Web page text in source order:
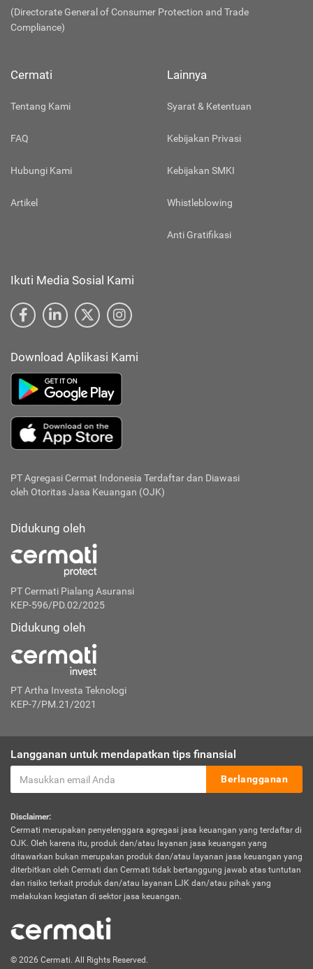
(Directorate General of Consumer Protection and Trade
Compliance)
Cermati
Tentang Kami
FAQ
Hubungi Kami
Artikel
Lainnya
Syarat & Ketentuan
Kebijakan Privasi
Kebijakan SMKI
Whistleblowing
Anti Gratifikasi
Ikuti Media Sosial Kami
Download Aplikasi Kami
PT Agregasi Cermat Indonesia Terdaftar dan Diawasi
oleh Otoritas Jasa Keuangan (OJK)
Didukung oleh
PT Cermati Pialang Asuransi
KEP-596/PD.02/2025
Didukung oleh
PT Artha Investa Teknologi
KEP-7/PM.21/2021
Langganan untuk mendapatkan tips finansial
Berlangganan
Disclaimer:
Cermati merupakan penyelenggara agregasi jasa keuangan yang terdaftar di
OJK. Oleh karena itu, produk dan/atau layanan jasa keuangan yang
ditawarkan bukan merupakan produk dan/atau layanan jasa keuangan yang
diterbitkan oleh Cermati dan Cermati tidak bertanggung jawab atas tuntutan
dan risiko terkait produk dan/atau layanan LJK dan/atau pihak yang
melakukan kegiatan di sektor jasa keuangan.
© 2026 Cermati. All Rights Reserved.